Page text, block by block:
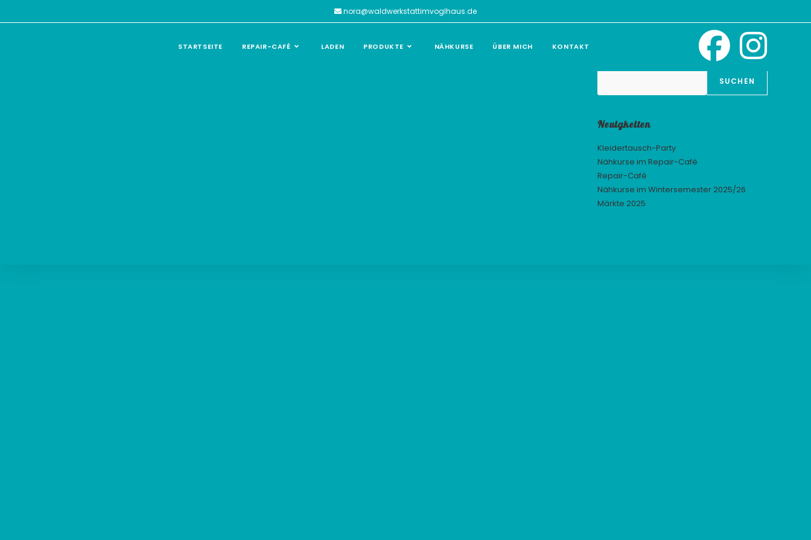
nora@waldwerkstattimvoglhaus.de
STARTSEITE REPAIR-CAFÉ LADEN PRODUKTE NÄHKURSE ÜBER MICH KONTAKT
SUCHEN
Neuigkeiten
Kleidertausch-Party
Nähkurse im Repair-Café
Repair-Café
Nähkurse im Wintersemester 2025/26
Märkte 2025